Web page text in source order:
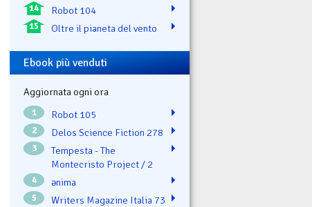
14 Robot 104
15 Oltre il pianeta del vento
Ebook più venduti
Aggiornata ogni ora
1 Robot 105
2 Delos Science Fiction 278
3
Tempesta - The
Montecristo Project / 2
4 ənima
5 Writers Magazine Italia 73